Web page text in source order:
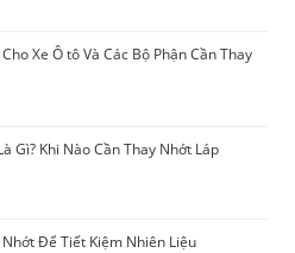
Xe Ô tô Và Các Bộ Phận Cần Thay
Gì? Khi Nào Cần Thay Nhớt Láp
Để Tiết Kiệm Nhiên Liệu